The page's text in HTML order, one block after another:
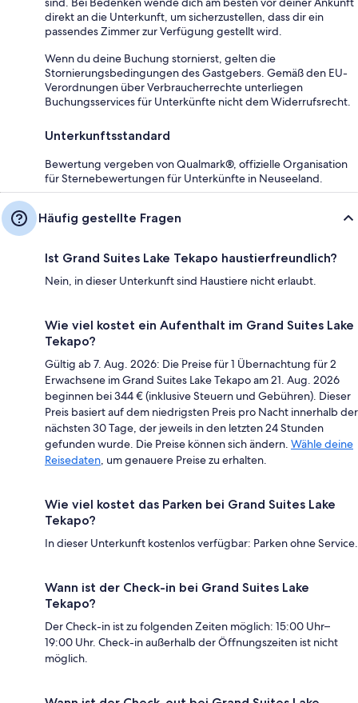
direkt an die Unterkunft, um sicherzustellen, dass dir ein
passendes Zimmer zur Verfügung gestellt wird.
Wenn du deine Buchung stornierst, gelten die
Stornierungsbedingungen des Gastgebers. Gemäß den EU-
Verordnungen über Verbraucherrechte unterliegen
Buchungsservices für Unterkünfte nicht dem Widerrufsrecht.
Unterkunftsstandard
Bewertung vergeben von Qualmark®, offizielle Organisation
für Sternebewertungen für Unterkünfte in Neuseeland.
Häufig gestellte Fragen
Ist Grand Suites Lake Tekapo haustierfreundlich?
Nein, in dieser Unterkunft sind Haustiere nicht erlaubt.
Wie viel kostet ein Aufenthalt im Grand Suites Lake
Tekapo?
Gültig ab 7. Aug. 2026: Die Preise für 1 Übernachtung für 2
Erwachsene im Grand Suites Lake Tekapo am 21. Aug. 2026
beginnen bei 344 € (inklusive Steuern und Gebühren). Dieser
Preis basiert auf dem niedrigsten Preis pro Nacht innerhalb der
nächsten 30 Tage, der jeweils in den letzten 24 Stunden
gefunden wurde. Die Preise können sich ändern. Wähle deine
Reisedaten , um genauere Preise zu erhalten.
Wie viel kostet das Parken bei Grand Suites Lake
Tekapo?
In dieser Unterkunft kostenlos verfügbar: Parken ohne Service.
Wann ist der Check-in bei Grand Suites Lake
Tekapo?
Der Check-in ist zu folgenden Zeiten möglich: 15:00 Uhr–
19:00 Uhr. Check-in außerhalb der Öffnungszeiten ist nicht
möglich.